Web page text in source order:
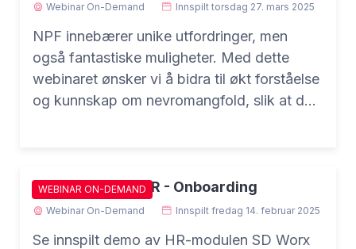
Webinar On-Demand Innspilt torsdag 27. mars 2025
NPF innebærer unike utfordringer, men
også fantastiske muligheter. Med dette
webinaret ønsker vi å bidra til økt forståelse
og kunnskap om nevromangfold, slik at du
WEBINAR ON-DEMAND
Demo SD Worx HR - Onboarding
Webinar On-Demand Innspilt fredag 14. februar 2025
Se innspilt demo av HR-modulen SD Worx